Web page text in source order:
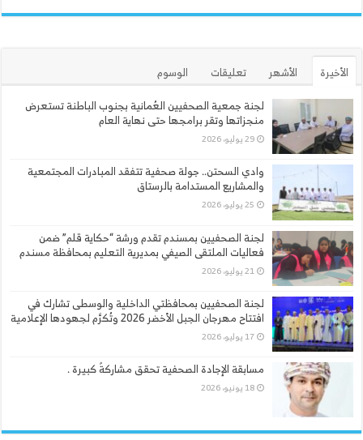
الأخيرة الأشهر تعليقات
الوسوم
لجنة جمعية الصحفيين العُمانية بجنوب الباطنة تستعرض
منجزاتها وتقر برامجها حتى نهاية العام
29 يوليو، 2026
وادي السحتن.. جولة صحفية تتفقد المبادرات المجتمعية
والمشاريع المستدامة بالرستاق
25 يوليو، 2026
لجنة الصحفيين بمسندم تقدم ورشة “حكاية قلم” ضمن
فعاليات الملتقى الصيفي بمديرية التعليم بمحافظة مسندم
21 يوليو، 2026
لجنة الصحفيين بمحافظتي الداخلية والوسطى تشارك في
افتتاح مهرجان الجبل الأخضر 2026 وتُكرَّم لجهودها الإعلامية
17 يوليو، 2026
مسابقة الإجادة الصحفية تحقق مشاركةً كبيرة .
18 يونيو، 2026